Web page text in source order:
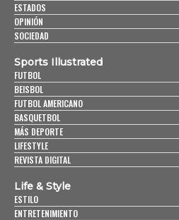
ESTADOS
OPINIÓN
SOCIEDAD
Sports Illustrated
FUTBOL
BEISBOL
FUTBOL AMERICANO
BASQUETBOL
MÁS DEPORTE
LIFESTYLE
REVISTA DIGITAL
Life & Style
ESTILO
ENTRETENIMIENTO